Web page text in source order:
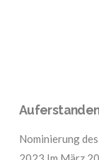
Nominierung